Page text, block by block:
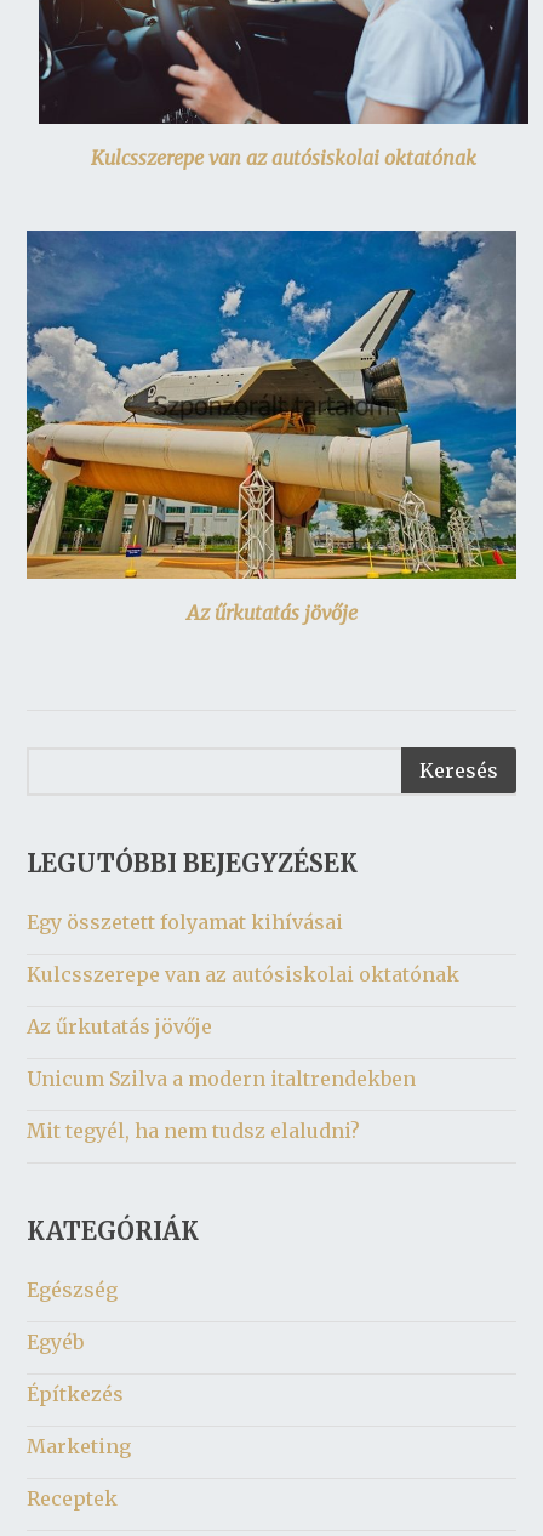
Kulcsszerepe van az autósiskolai oktatónak
Az űrkutatás jövője
LEGUTÓBBI BEJEGYZÉSEK
Egy összetett folyamat kihívásai
Kulcsszerepe van az autósiskolai oktatónak
Az űrkutatás jövője
Unicum Szilva a modern italtrendekben
Mit tegyél, ha nem tudsz elaludni?
KATEGÓRIÁK
Egészség
Egyéb
Építkezés
Marketing
Receptek